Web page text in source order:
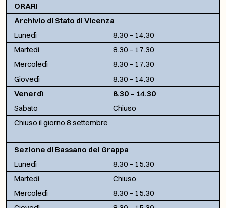
ORARI
Archivio di Stato di Vicenza
Lunedì
8.30 – 14.30
Martedì
8.30 – 17.30
Mercoledì
8.30 – 17.30
Giovedì
8.30 – 14.30
Venerdì
8.30 – 14.30
Sabato
Chiuso
Chiuso il giorno 8 settembre
Sezione di Bassano del Grappa
Lunedì
8.30 – 15.30
Martedì
Chiuso
Mercoledì
8.30 – 15.30